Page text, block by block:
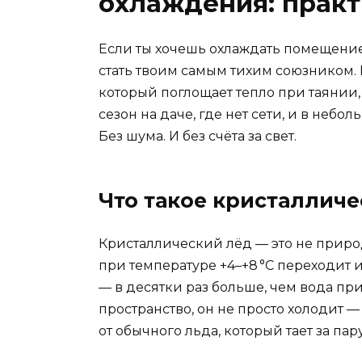
Если ты хочешь охлаждать
стать твоим самым тихим
который поглощает тепло при
сезон на даче, где нет сети, и в
Без шума. И без счёта за свет.
Что такое
Кристаллический лёд — это не
при температуре +4–+8 °C
— в десятки раз больше, чем вода
пространство, он не просто холодит
от обычного льда, который тает за